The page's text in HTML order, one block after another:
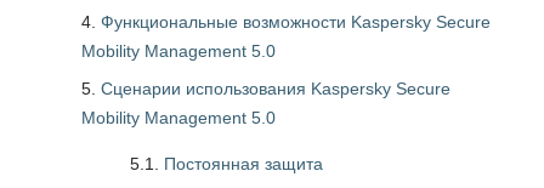
Функциональные возможности Kaspersky Secure
Mobility Management 5.0
Сценарии использования Kaspersky Secure
Mobility Management 5.0
5.1. Постоянная защита